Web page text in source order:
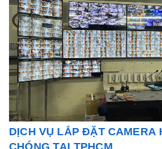
DỊCH VỤ LẮP ĐẶT CAMERA